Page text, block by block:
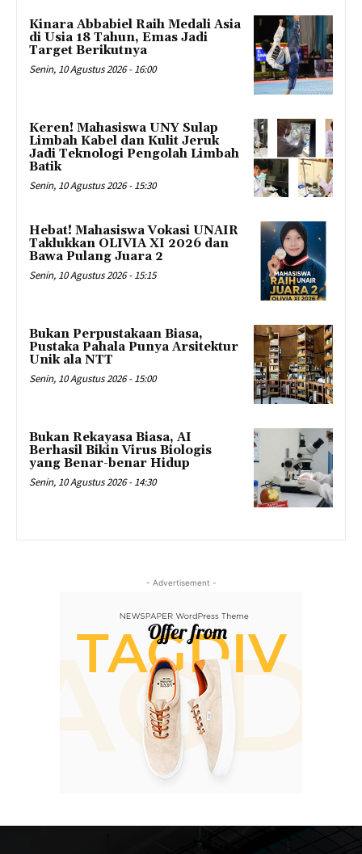
Kinara Abbabiel Raih Medali Asia
di Usia 18 Tahun, Emas Jadi
Target Berikutnya
Senin, 10 Agustus 2026 - 16:00
Keren! Mahasiswa UNY Sulap
Limbah Kabel dan Kulit Jeruk
Jadi Teknologi Pengolah Limbah
Batik
Senin, 10 Agustus 2026 - 15:30
Hebat! Mahasiswa Vokasi UNAIR
Taklukkan OLIVIA XI 2026 dan
Bawa Pulang Juara 2
Senin, 10 Agustus 2026 - 15:15
Bukan Perpustakaan Biasa,
Pustaka Pahala Punya Arsitektur
Unik ala NTT
Senin, 10 Agustus 2026 - 15:00
Bukan Rekayasa Biasa, AI
Berhasil Bikin Virus Biologis
yang Benar-benar Hidup
Senin, 10 Agustus 2026 - 14:30
- Advertisement -